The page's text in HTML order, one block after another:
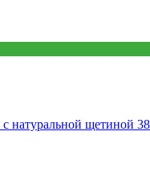
натуральной щетиной 38